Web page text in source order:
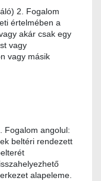
2. Fogalom
értelmében a
akár csak egy
vagy
vagy másik
Fogalom angolul:
beltéri rendezett
alapeleme.